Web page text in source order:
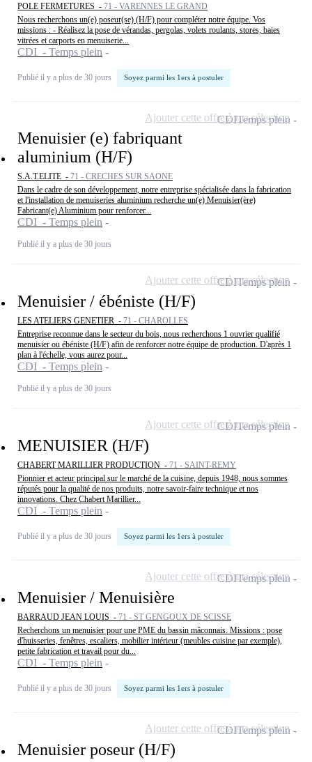
POLE FERMETURES - 71 - VARENNES LE GRAND
Nous recherchons un(e) poseur(se) (H/F) pour compléter notre équipe. Vos
missions : - Réalisez la pose de vérandas, pergolas, volets roulants, stores, baies
vitrées et carports en menuiserie...
CDI - Temps plein
Publié il y a plus de 30 jours Soyez parmi les 1ers à postuler
Menuisier (e) fabriquant
aluminium (H/F)
S.A.T.ELITE - 71 - CRECHES SUR SAONE
Dans le cadre de son développement, notre entreprise spécialisée dans la fabrication
et l'installation de menuiseries aluminium recherche un(e) Menuisier(ère)
Fabricant(e) Aluminium pour renforcer...
CDI - Temps plein
Publié il y a plus de 30 jours
CDITemps plein
Ajouter cette offre à ma sélection
Menuisier / ébéniste (H/F)
LES ATELIERS GENETIER - 71 - CHAROLLES
Entreprise reconnue dans le secteur du bois, nous recherchons 1 ouvrier qualifié
menuisier ou ébéniste (H/F) afin de renforcer notre équipe de production. D'après 1
plan à l'échelle, vous aurez pour...
CDI - Temps plein
Publié il y a plus de 30 jours
CDITemps plein
Ajouter cette offre à ma sélection
MENUISIER (H/F)
CHABERT MARILLIER PRODUCTION - 71 - SAINT-REMY
Pionnier et acteur principal sur le marché de la cuisine, depuis 1948, nous sommes
réputés pour la qualité de nos produits, notre savoir-faire technique et nos
innovations. Chez Chabert Marillier...
CDI - Temps plein
Publié il y a plus de 30 jours Soyez parmi les 1ers à postuler
CDITemps plein
Ajouter cette offre à ma sélection
Menuisier / Menuisière
BARRAUD JEAN LOUIS - 71 - ST GENGOUX DE SCISSE
Recherchons un menuisier pour une PME du bassin mâconnais. Missions : pose
d'huisseries, fenêtres, escaliers, mobilier intérieur (meubles cuisine par exemple),
petite fabrication et travail pour du...
CDI - Temps plein
Publié il y a plus de 30 jours Soyez parmi les 1ers à postuler
CDITemps plein
Ajouter cette offre à ma sélection
Menuisier poseur (H/F)
CDITemps plein
Ajouter cette offre à ma sélection